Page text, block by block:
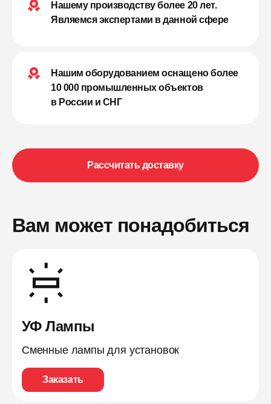
Нашему производству более 20 лет.
Являемся экспертами в данной сфере
Нашим оборудованием оснащено более
10 000 промышленных объектов
в России и СНГ
Рассчитать доставку
Вам может понадобиться
УФ Лампы
Сменные лампы для установок
Заказать